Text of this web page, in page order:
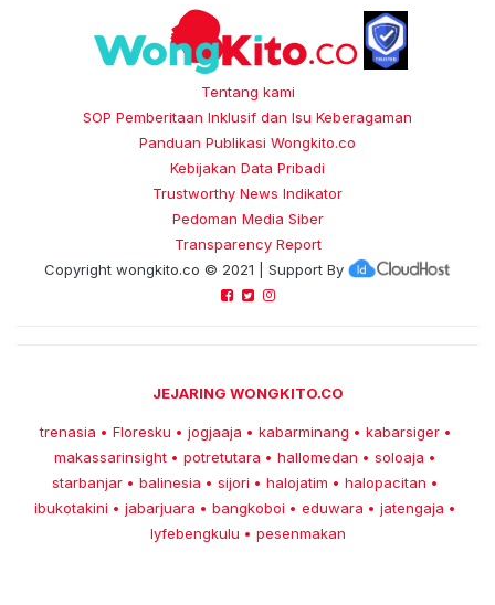
Tentang kami
SOP Pemberitaan Inklusif dan Isu Keberagaman
Panduan Publikasi Wongkito.co
Kebijakan Data Pribadi
Trustworthy News Indikator
Pedoman Media Siber
Transparency Report
Copyright wongkito.co © 2021 | Support By
JEJARING WONGKITO.CO
trenasia • Floresku • jogjaaja • kabarminang • kabarsiger •
makassarinsight • potretutara • hallomedan • soloaja •
starbanjar • balinesia • sijori • halojatim • halopacitan •
ibukotakini • jabarjuara • bangkoboi • eduwara • jatengaja •
lyfebengkulu • pesenmakan